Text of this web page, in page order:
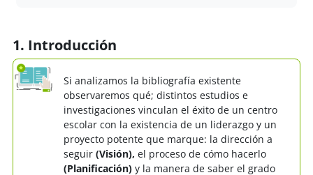
1. Introducción
Si analizamos la bibliografía existente
observaremos qué; distintos estudios e
investigaciones vinculan el éxito de un centro
escolar con la existencia de un liderazgo y un
proyecto potente que marque: la dirección a
seguir (Visión), el proceso de cómo hacerlo
(Planificación) y la manera de saber el grado